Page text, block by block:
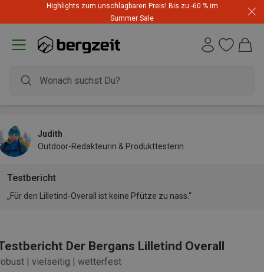
Highlights zum unschlagbaren Preis! Bis zu -60 % im
Summer Sale
Testbericht
Judith
Outdoor-Redakteurin & Produkttesterin
„Für den Lilletind-Overall ist keine Pfütze zu nass.“
Der Bergans Lilletind Overall
| vielseitig | wetterfest